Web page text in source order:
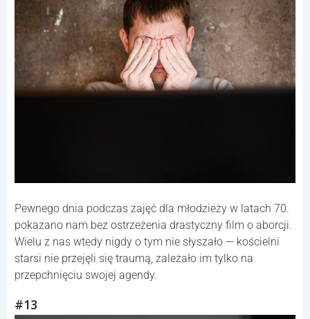
Pewnego dnia podczas zajęć dla młodzieży w latach 70.
pokazano nam bez ostrzeżenia drastyczny film o aborcji.
Wielu z nas wtedy nigdy o tym nie słyszało — kościelni
starsi nie przejęli się traumą, zależało im tylko na
przepchnięciu swojej agendy.
#13